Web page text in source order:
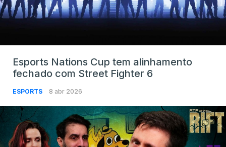
Esports Nations Cup tem alinhamento
fechado com Street Fighter 6
ESPORTS 8 abr 2026